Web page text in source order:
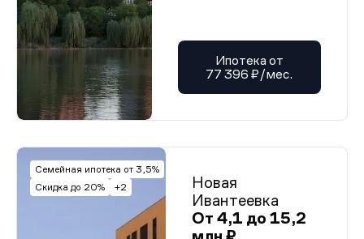
Ипотека от
77 396 ₽/мес.
Семейная ипотека от 3,5%
Скидка до 20%
+2
Новая
Ивантеевка
От 4,1 до 15,2